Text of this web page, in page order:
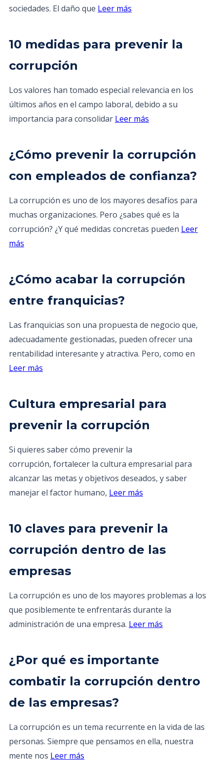
sociedades. El daño que Leer más
10 medidas para prevenir la
corrupción
Los valores han tomado especial relevancia en los
últimos años en el campo laboral, debido a su
importancia para consolidar Leer más
¿Cómo prevenir la corrupción
con empleados de confianza?
La corrupción es uno de los mayores desafíos para
muchas organizaciones. Pero ¿sabes qué es la
corrupción? ¿Y qué medidas concretas pueden Leer
más
¿Cómo acabar la corrupción
entre franquicias?
Las franquicias son una propuesta de negocio que,
adecuadamente gestionadas, pueden ofrecer una
rentabilidad interesante y atractiva. Pero, como en
Leer más
Cultura empresarial para
prevenir la corrupción
Si quieres saber cómo prevenir la
corrupción, fortalecer la cultura empresarial para
alcanzar las metas y objetivos deseados, y saber
manejar el factor humano, Leer más
10 claves para prevenir la
corrupción dentro de las
empresas
La corrupción es uno de los mayores problemas a los
que posiblemente te enfrentarás durante la
administración de una empresa. Leer más
¿Por qué es importante
combatir la corrupción dentro
de las empresas?
La corrupción es un tema recurrente en la vida de las
personas. Siempre que pensamos en ella, nuestra
mente nos Leer más